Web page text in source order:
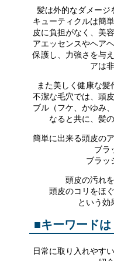
髪は外的なダメージ
キューティクルは簡
皮に負担がなく、美
アエッセンスやヘア
保護し、力強さを与
アは
また美しく健康な髪
不潔な毛穴では、頭
ブル（フケ、かゆみ
なると共に、髪
簡単に出来る頭皮の
ブラ
ブラッ
頭皮の汚れ
頭皮のコリをほ
という効
■キーワードは
日常に取り入れやす